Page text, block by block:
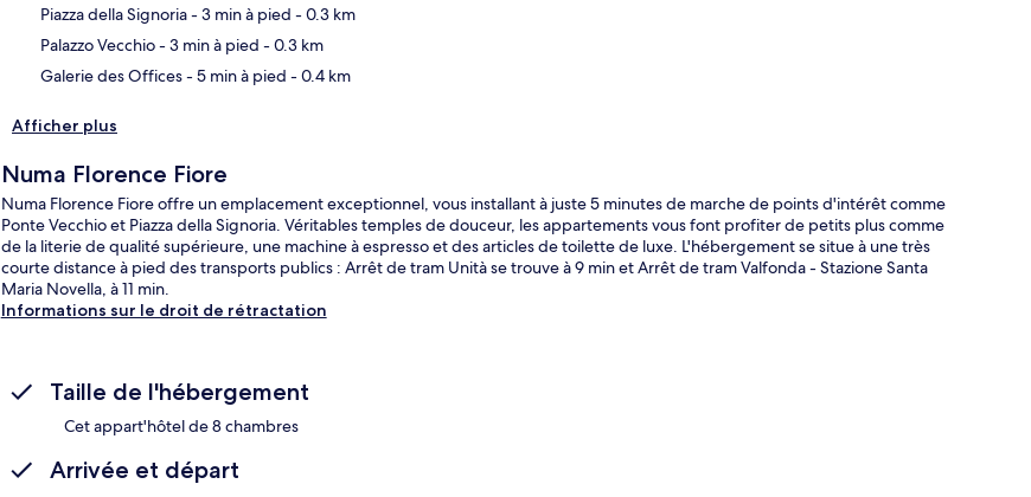
Piazza della Signoria- 3 min à pied - 0.3 km
Palazzo Vecchio- 3 min à pied - 0.3 km
Galerie des Offices- 5 min à pied - 0.4 km
Afficher plus
Numa Florence Fiore
Numa Florence Fiore offre un emplacement exceptionnel, vous installant à juste 5 minutes de marche de points d'intérêt comme
Ponte Vecchio et Piazza della Signoria. Véritables temples de douceur, les appartements vous font profiter de petits plus comme
de la literie de qualité supérieure, une machine à espresso et des articles de toilette de luxe. L'hébergement se situe à une très
courte distance à pied des transports publics : Arrêt de tram Unità se trouve à 9 min et Arrêt de tram Valfonda - Stazione Santa
Maria Novella, à 11 min.
Informations sur le droit de rétractation
Taille de l'hébergement
Cet appart'hôtel de 8 chambres
Arrivée et départ